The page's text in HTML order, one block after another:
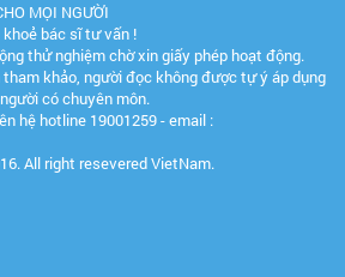
MỌI NGƯỜI
bác sĩ tư vấn !
thử nghiệm chờ xin giấy phép hoạt động.
khảo, người đọc không được tự ý áp dụng
có chuyên môn.
hệ hotline 19001259 - email :
All right resevered VietNam.